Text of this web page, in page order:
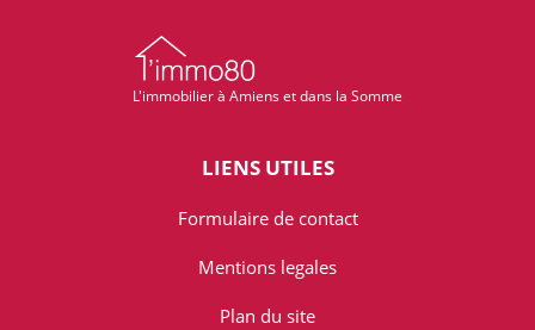
L'immobilier à Amiens et dans la Somme
LIENS UTILES
Formulaire de contact
Mentions legales
Plan du site